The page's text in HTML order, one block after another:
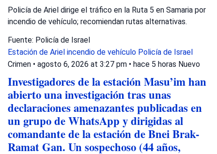
Policía de Ariel dirige el tráfico en la Ruta 5 en Samaria por
incendio de vehículo; recomiendan rutas alternativas.
Fuente: Policía de Israel
Estación de Ariel incendio de vehículo Policía de Israel
Crimen • agosto 6, 2026 at 3:27 pm • hace 5 horas Nuevo
Investigadores de la estación Masu’im han
abierto una investigación tras unas
declaraciones amenazantes publicadas en
un grupo de WhatsApp y dirigidas al
comandante de la estación de Bnei Brak-
Ramat Gan. Un sospechoso (44 años,